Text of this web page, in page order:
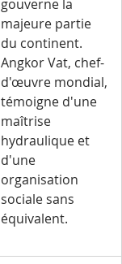
gouverne la
majeure partie
du continent.
Angkor Vat, chef-
d'œuvre mondial,
témoigne d'une
maîtrise
hydraulique et
d'une
organisation
sociale sans
équivalent.